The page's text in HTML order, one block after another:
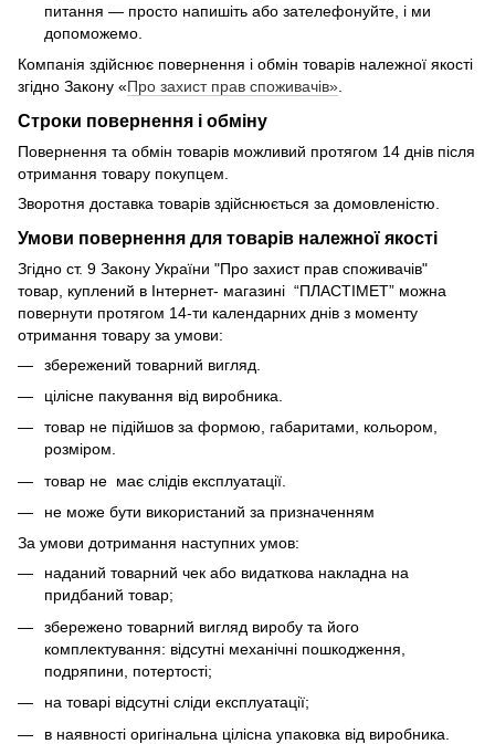
питання — просто напишіть або зателефонуйте, і ми
допоможемо.
Компанія здійснює повернення і обмін товарів належної якості
згідно Закону «Про захист прав споживачів»
Строки повернення і обміну
Повернення та обмін товарів можливий протягом 14 днів після
отримання товару покупцем.
Зворотня доставка товарів здійснюється за домовленістю.
Умови повернення для товарів належної якості
Згідно ст. 9 Закону України "Про захист прав споживачів"
товар, куплений в Інтернет- магазині “ПЛАСТІМЕТ” можна
повернути протягом 14-ти календарних днів з моменту
отримання товару за умови:
збережений товарний вигляд.
цілісне пакування від виробника.
товар не підійшов за формою, габаритами, кольором,
розміром.
товар не має слідів експлуатації.
не може бути використаний за призначенням
За умови дотримання наступних умов:
наданий товарний чек або видаткова накладна на
придбаний товар;
збережено товарний вигляд виробу та його
комплектування: відсутні механічні пошкодження,
подряпини, потертості;
на товарі відсутні сліди експлуатації;
в наявності оригінальна цілісна упаковка від виробника.